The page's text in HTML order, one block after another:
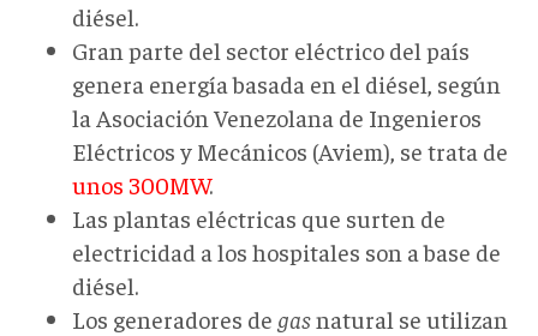
diésel.
Gran parte del sector eléctrico del país
genera energía basada en el diésel, según
la Asociación Venezolana de Ingenieros
Eléctricos y Mecánicos (Aviem), se trata de
unos 300MW.
Las plantas eléctricas que surten de
electricidad a los hospitales son a base de
diésel.
Los generadores de gasnatural se utilizan